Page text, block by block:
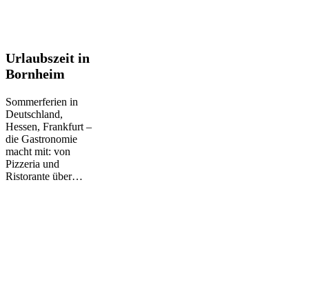
Urlaubszeit
in
Bornheim
Urlaubszeit in
Bornheim
Sommerferien in
Deutschland,
Hessen, Frankfurt –
die Gastronomie
macht mit: von
Pizzeria und
Ristorante über…